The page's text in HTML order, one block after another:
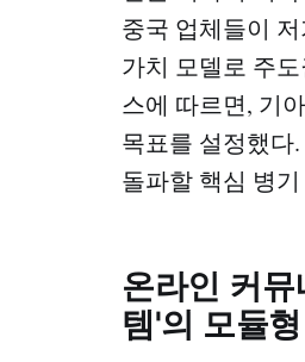
중국 업체들이
가치 모델로 주
스에 따르면, 기
목표를 설정했다
돌파할 핵심 병
온라인 커
템'의 모듈